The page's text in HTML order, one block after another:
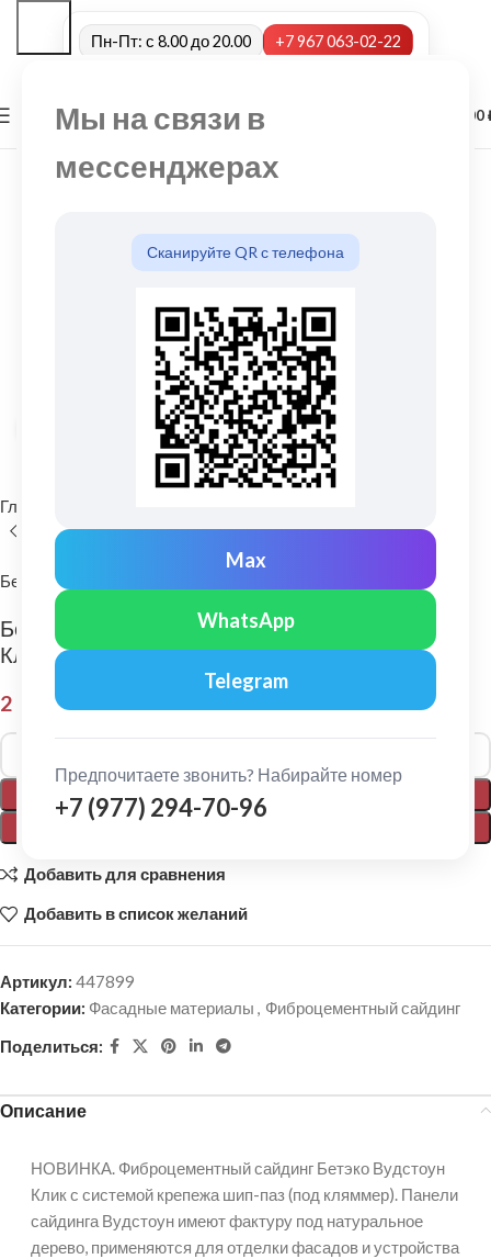
Мы на связи в
мессенджерах
Сканируйте QR с телефона
Max
WhatsApp
Telegram
Предпочитаете звонить? Набирайте номер
+7 (977) 294-70-96
Пн-Пт: с 8.00 до 20.00 +7 967 063-02-22
МЕНЮ 0,00
Нажмите, чтобы увеличить
Главная
Бетэко
Бетэко: Фиброцементный сайдинг Вудстоун
Клик Ral 8017
2 050,00
В КОРЗИНУ
Alternative:
Добавить для сравнения
Добавить в список желаний
Артикул: 447899
Категории: Фасадные материалы , Фиброцементный сайдинг
Поделиться:
Описание
НОВИНКА. Фиброцементный сайдинг Бетэко Вудстоун
Клик с системой крепежа шип-паз (под кляммер). Панели
сайдинга Вудстоун имеют фактуру под натуральное
дерево, применяются для отделки фасадов и устройства